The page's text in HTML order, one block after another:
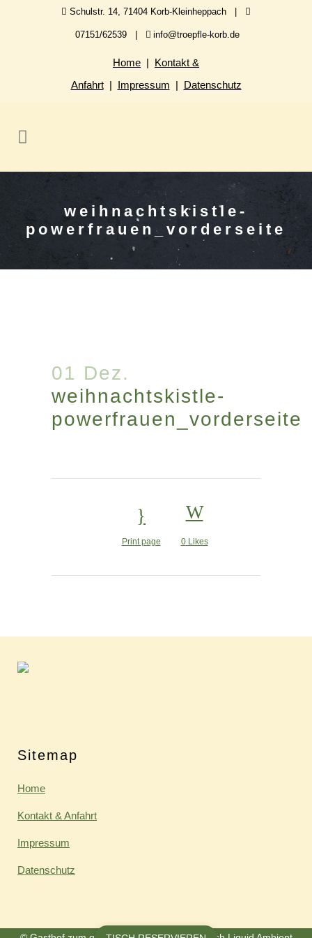
Schulstr. 14, 71404 Korb-Kleinheppach |
07151/62539 | info@troepfle-korb.de
Home | Kontakt &
Anfahrt| Impressum | Datenschutz
weihnachtskistle-
powerfrauen_vorderseite
01 Dez.
weihnachtskistle-
powerfrauen_vorderseite
Print page 0Likes
Sitemap
Home
Kontakt & Anfahrt
Impressum
Datenschutz